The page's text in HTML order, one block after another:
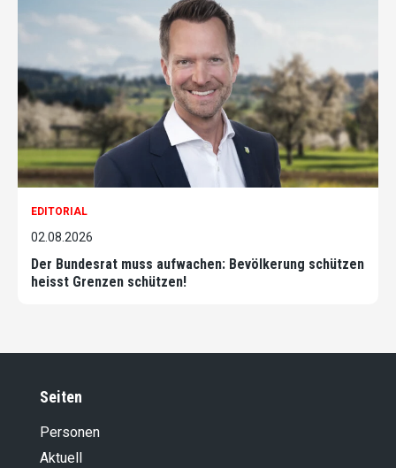
EDITORIAL
02.08.2026
Der Bundesrat muss aufwachen: Bevölkerung schützen
heisst Grenzen schützen!
Seiten
Personen
Aktuell